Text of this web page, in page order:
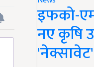
इफको-
नए कृषि